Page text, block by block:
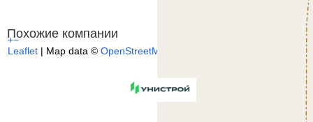
+−
Leaflet | Map data © OpenStreetMap
Похожие компании